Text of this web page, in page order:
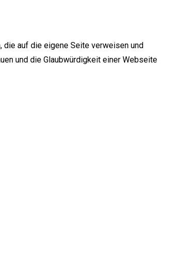
auf die eigene Seite verweisen und
und die Glaubwürdigkeit einer Webseite